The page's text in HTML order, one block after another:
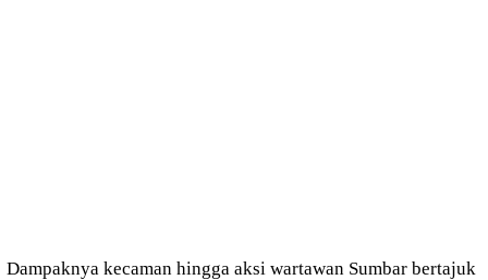
Dampaknya kecaman hingga aksi wartawan Sumbar bertajuk